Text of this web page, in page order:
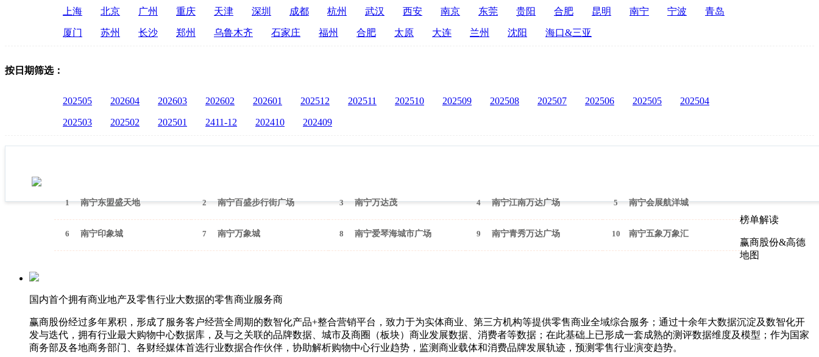
上海 北京 广州 重庆 天津 深圳 成都 杭州 武汉 西安 南京 东莞 贵阳 合肥 昆明 南宁 宁波 青岛
厦门 苏州 长沙 郑州 乌鲁木齐 石家庄 福州 合肥 太原 大连 兰州 沈阳 海口&三亚
按日期筛选：
202505 202604 202603 202602 202601 202512 202511 202510 202509 202508 202507 202506 202505 202504
202503 202502 202501 2411-12 202410 202409
1 南宁东盟盛天地 2 南宁百盛步行街广场 3 南宁万达茂 4 南宁江南万达广场 5 南宁会展航洋城
6 南宁印象城 7 南宁万象城 8 南宁爱琴海城市广场 9 南宁青秀万达广场 10 南宁五象万象汇
榜单解读
赢商股份&高德
地图
国内首个拥有商业地产及零售行业大数据的零售商业服务商
赢商股份经过多年累积，形成了服务客户经营全周期的数智化产品+整合营销平台，致力于为实体商业、第三方机构等提供零售商业全域综合服务；通过十余年大数据沉淀及数智化开
发与迭代，拥有行业最大购物中心数据库，及与之关联的品牌数据、城市及商圈（板块）商业发展数据、消费者等数据；在此基础上已形成一套成熟的测评数据维度及模型；作为国家
商务部及各地商务部门、各财经媒体首选行业数据合作伙伴，协助解析购物中心行业趋势，监测商业载体和消费品牌发展轨迹，预测零售行业演变趋势。